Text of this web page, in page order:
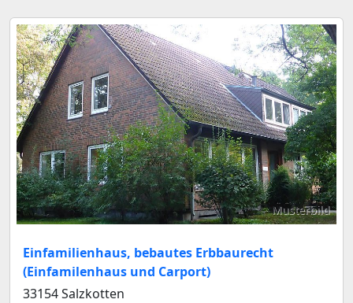
Musterbild
Einfamilienhaus, bebautes Erbbaurecht
(Einfamilenhaus und Carport)
33154 Salzkotten